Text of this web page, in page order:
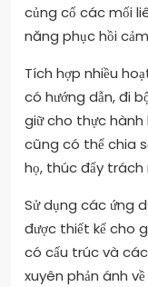
củng cố các mối
năng phục hồi
Tích hợp nhiều
có hướng dẫn, đi
giữ cho thực hành
cũng có thể chia
họ, thúc đẩy trách
Sử dụng các ứng
được thiết kế cho
có cấu trúc và
xuyên phản ánh